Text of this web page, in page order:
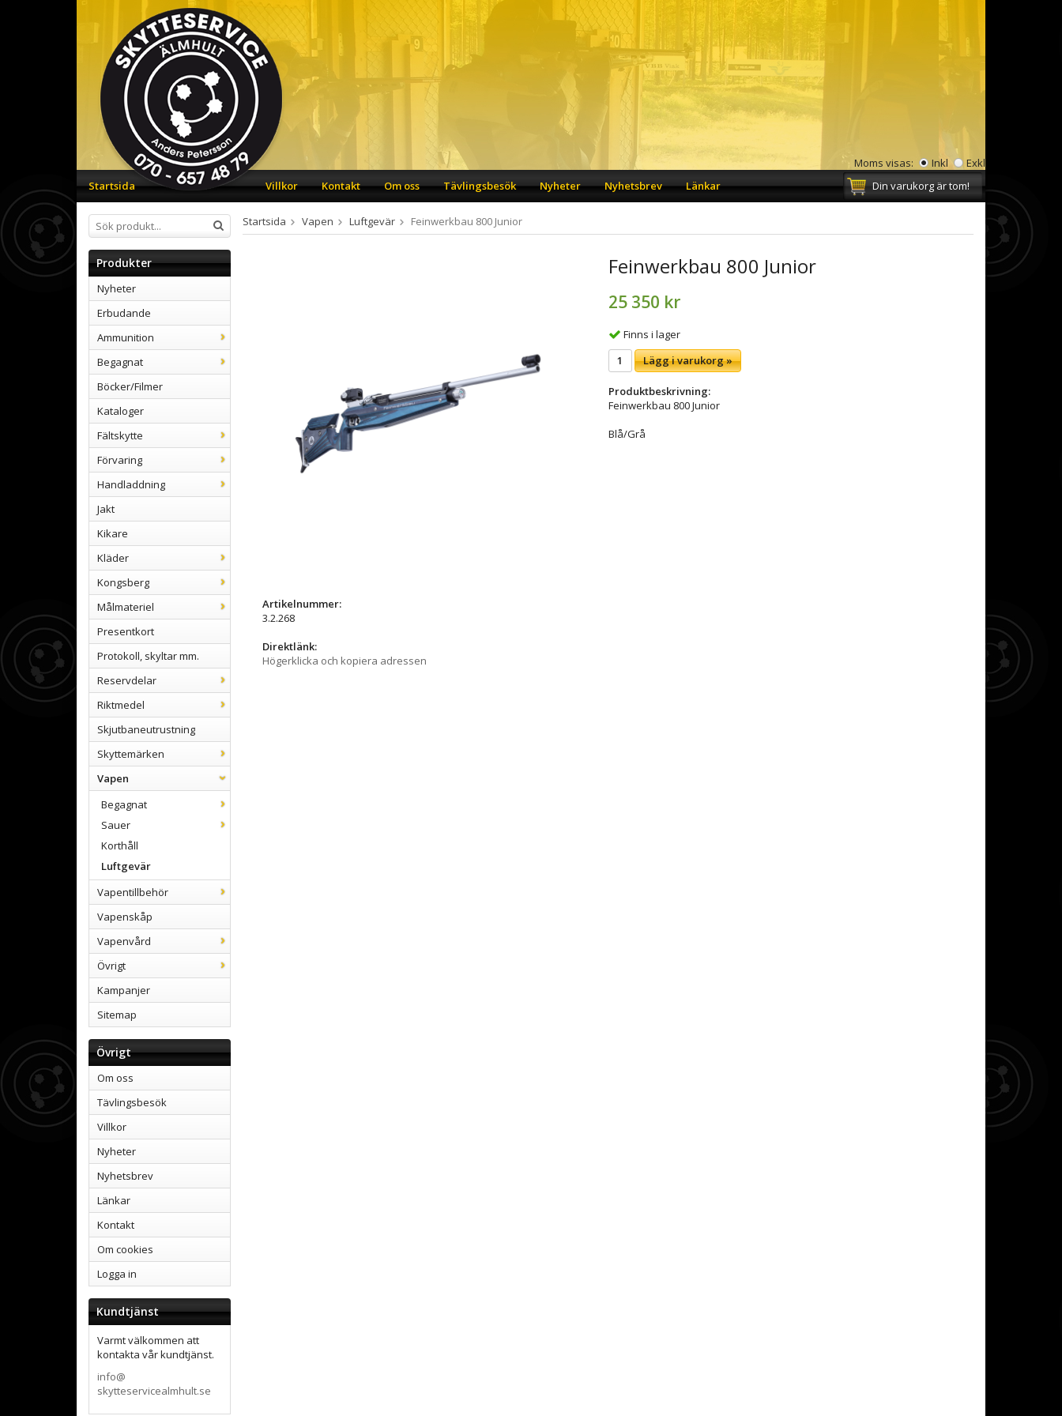
Moms visas: Inkl
Exkl
Startsida
Villkor Kontakt Om oss Tävlingsbesök Nyheter Nyhetsbrev Länkar Din varukorg är tom!
Produkter
Nyheter
Erbudande
Ammunition
Begagnat
Böcker/Filmer
Kataloger
Fältskytte
Förvaring
Handladdning
Jakt
Kikare
Kläder
Kongsberg
Målmateriel
Presentkort
Protokoll, skyltar mm.
Reservdelar
Riktmedel
Skjutbaneutrustning
Skyttemärken
Vapen
Begagnat
Sauer
Korthåll
Luftgevär
Vapentillbehör
Vapenskåp
Vapenvård
Övrigt
Kampanjer
Sitemap
Övrigt
Om oss
Tävlingsbesök
Villkor
Nyheter
Nyhetsbrev
Länkar
Kontakt
Om cookies
Logga in
Kundtjänst
Varmt välkommen att
kontakta vår kundtjänst.
info@
skytteservicealmhult.se
Startsida Vapen Luftgevär Feinwerkbau 800 Junior
Feinwerkbau 800 Junior
25 350 kr
Finns i lager
Lägg i varukorg »
Produktbeskrivning:
Feinwerkbau 800 Junior
Blå/Grå
Artikelnummer:
3.2.268
Direktlänk:
Högerklicka och kopiera adressen